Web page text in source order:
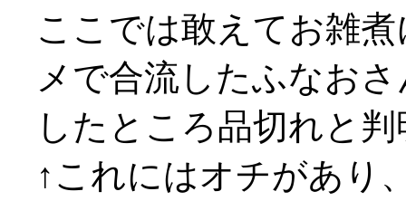
ここでは敢えてお雑
メで合流したふなお
したところ品切れと判
↑これにはオチがあり